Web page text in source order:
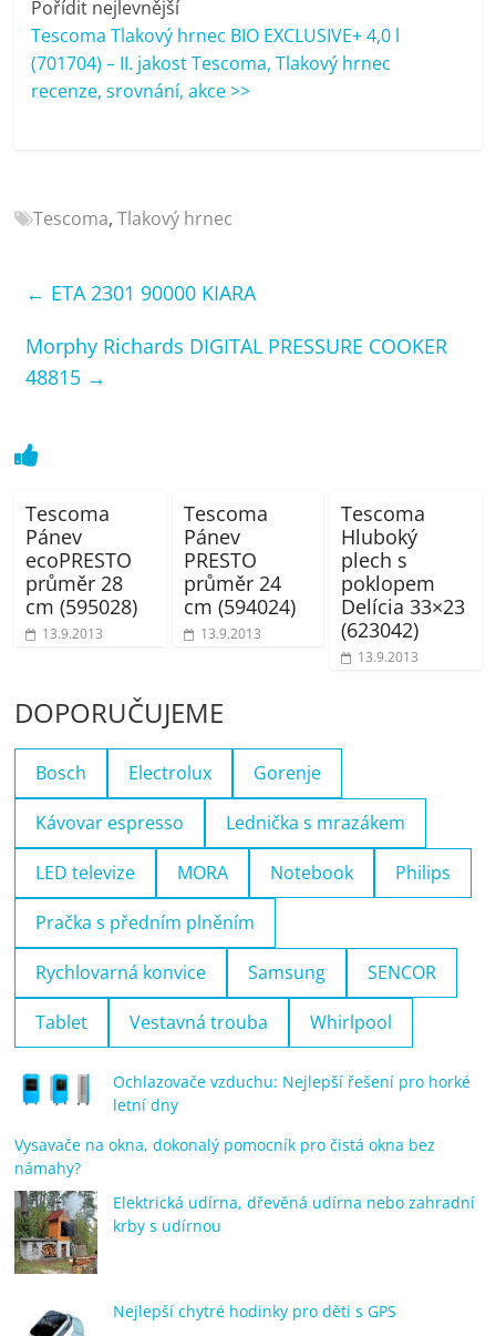
notebooky,
mobilní
telefony,
kávovary,
Pořídit nejlevnější
Tescoma Tlakový hrnec BIO EXCLUSIVE+ 4,0 l
(701704) – II. jakost Tescoma, Tlakový hrnec
recenze, srovnání, akce >>
Tescoma,Tlakový hrnec
← ETA 2301 90000 KIARA
Morphy Richards DIGITAL PRESSURE COOKER
48815 →
Tescoma
Pánev
ecoPRESTO
průměr 28
cm (595028)
13.9.2013
Tescoma
Pánev
PRESTO
průměr 24
cm (594024)
13.9.2013
Tescoma
Hluboký
plech s
poklopem
Delícia 33×23
(623042)
13.9.2013
DOPORUČUJEME
Bosch Electrolux Gorenje
Kávovar espresso Lednička s mrazákem
LED televize MORA Notebook Philips
Pračka s předním plněním
Rychlovarná konvice Samsung SENCOR
Tablet Vestavná trouba Whirlpool
Ochlazovače vzduchu: Nejlepší řešení pro horké
letní dny
Vysavače na okna, dokonalý pomocník pro čistá okna bez
námahy?
Elektrická udírna, dřevěná udírna nebo zahradní
krby s udírnou
Nejlepší chytré hodinky pro děti s GPS